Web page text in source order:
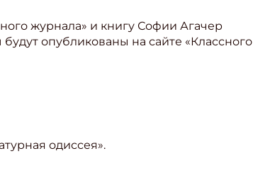
журнала» и книгу Софии Агачер
опубликованы на сайте «Классного
одиссея».